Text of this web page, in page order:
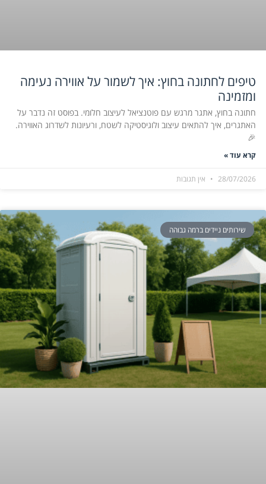
טיפים לחתונה בחוץ: איך לשמור על אווירה נעימה
ומזמינה
חתונה בחוץ, אתגר מרגש עם פוטנציאל לעיצוב חלומי. בפוסט זה נדבר על
האתגרים, איך להתאים עיצוב ולוגיסטיקה לשטח, ורעיונות לשדרוג האווירה.
🎉
קרא עוד »
28/07/2026 אין תגובות
שירותים ניידים ברמה גבוהה